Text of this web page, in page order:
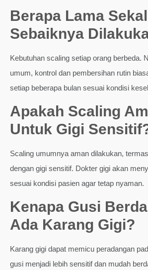
Berapa Lama
Sebaiknya
Kebutuhan scaling setiap orang berbeda.
umum, kontrol dan pembersihan rutin
setiap beberapa bulan sesuai kondisi
Apakah Scaling
Untuk Gigi
Scaling umumnya aman dilakukan,
dengan gigi sensitif. Dokter gigi akan
sesuai kondisi pasien agar tetap nyaman.
Kenapa Gusi
Ada Karang Gigi?
Karang gigi dapat memicu peradangan
gusi menjadi lebih sensitif dan mudah